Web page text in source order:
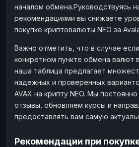
началом обмена.Руководствуясь
рекомендациями вы снижаете
покупке криптовалюты NEO за
Важно отметить, что в случае
конкретном пункте обмена валют
наша таблица предлагает
надежных и проверенных
AVAX на крипту NEO. Мы
отзывы, обновляем курсы и
предоставлять вам самую
Рекомендации при